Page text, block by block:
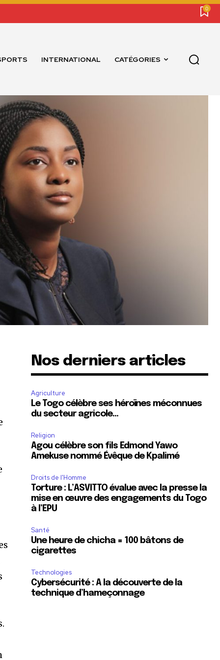
0
INTERNATIONAL CATÉGORIES
Nos derniers articles
Agriculture
Le Togo célèbre ses héroïnes méconnues
du secteur agricole…
Religion
Agou célèbre son fils Edmond Yawo
Amekuse nommé Évêque de Kpalimé
Droits de l'Homme
Torture : L’ASVITTO évalue avec la presse la
mise en œuvre des engagements du Togo
à l’EPU
Santé
Une heure de chicha = 100 bâtons de
cigarettes
Technologies
Cybersécurité : A la découverte de la
technique d’hameçonnage